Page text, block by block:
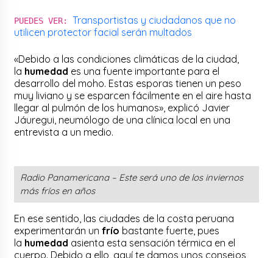
PUEDES VER:Transportistas y ciudadanos que no
utilicen protector facial serán multados
«Debido a las condiciones climáticas de la ciudad,
la humedad es una fuente importante para el
desarrollo del moho. Estas esporas tienen un peso
muy liviano y se esparcen fácilmente en el aire hasta
llegar al pulmón de los humanos», explicó Javier
Jáuregui, neumólogo de una clínica local en una
entrevista a un medio.
Radio Panamericana – Este será uno de los inviernos
más fríos en años
En ese sentido, las ciudades de la costa peruana
experimentarán unfrío bastante fuerte, pues
la humedad asienta esta sensación térmica en el
cuerpo. Debido a ello, aquí te damos unos consejos